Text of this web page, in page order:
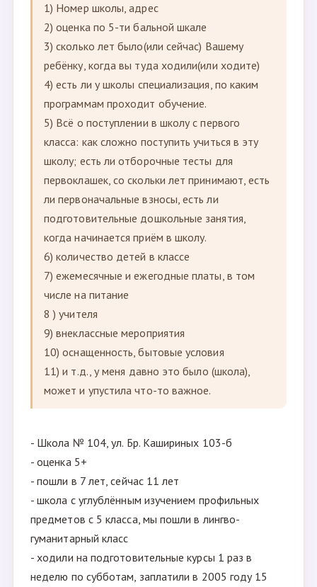
1) Номер школы, адрес
2) оценка по 5-ти бальной шкале
3) сколько лет было(или сейчас) Вашему
ребёнку, когда вы туда ходили(или ходите)
4) есть ли у школы специализация, по каким
программам проходит обучение.
5) Всё о поступлении в школу с первого
класса: как сложно поступить учиться в эту
школу; есть ли отборочные тесты для
первоклашек, со скольки лет принимают, есть
ли первоначальные взносы, есть ли
подготовительные дошкольные занятия,
когда начинается приём в школу.
6) количество детей в классе
7) ежемесячные и ежегодные платы, в том
числе на питание
8 ) учителя
9) внеклассные мероприятия
10) оснащенность, бытовые условия
11) и т.д., у меня давно это было (школа),
может и упустила что-то важное.
- Школа № 104, ул. Бр. Кашириных 103-б
- оценка 5+
- пошли в 7 лет, сейчас 11 лет
- школа с углублённым изучением профильных
предметов с 5 класса, мы пошли в лингво-
гуманитарный класс
- ходили на подготовительные курсы 1 раз в
неделю по субботам, заплатили в 2005 году 15